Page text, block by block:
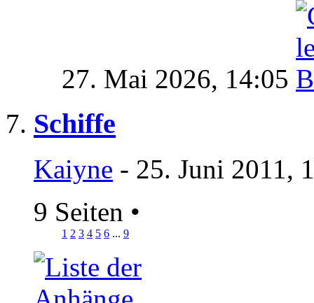
27. Mai 2026, 14:05
Schiffe
Kaiyne - 25. Juni 2011,
9 Seiten •
1 2 3 4 5 6 ... 9